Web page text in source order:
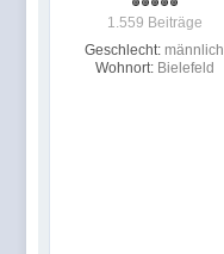
1.559 Beiträge
Geschlecht: männlich
Wohnort: Bielefeld